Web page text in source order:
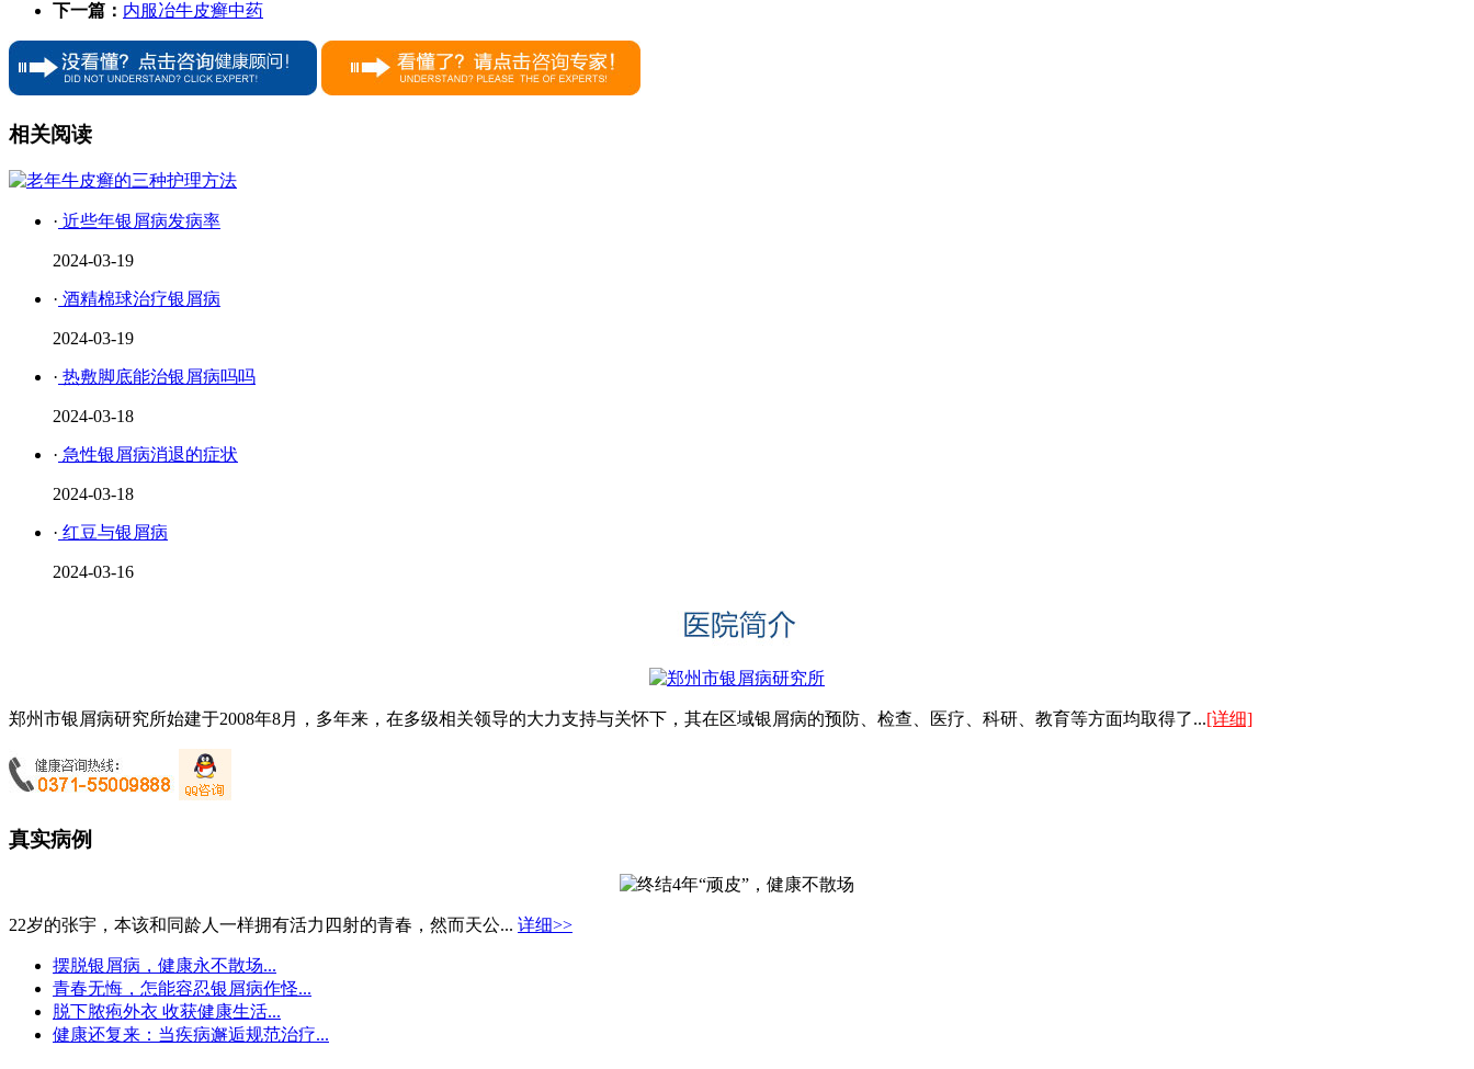
下一篇： 内服冶牛皮癣中药
相关阅读
· 近些年银屑病发病率
2024-03-19
· 酒精棉球治疗银屑病
2024-03-19
· 热敷脚底能治银屑病吗吗
2024-03-18
· 急性银屑病消退的症状
2024-03-18
· 红豆与银屑病
2024-03-16
郑州市银屑病研究所始建于2008年8月，多年来，在多级相关领导的大力支持与关怀下，其在区域银屑病的预防、检查、医疗、科研、教育等方面均取得了...[详细]
真实病例
22岁的张宇，本该和同龄人一样拥有活力四射的青春，然而天公... 详细>>
摆脱银屑病，健康永不散场...
青春无悔，怎能容忍银屑病作怪...
脱下脓疱外衣 收获健康生活...
健康还复来：当疾病邂逅规范治疗...